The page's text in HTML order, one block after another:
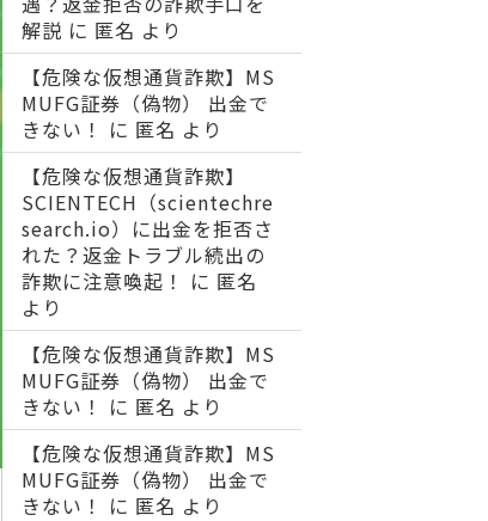
解説 に 匿名 より
【危険な仮想通貨詐欺】MS
MUFG証券（偽物） 出金で
きない！
に 匿名 より
【危険な仮想通貨詐欺】
SCIENTECH（scientechre
search.io）に出金を拒否さ
れた？返金トラブル続出の
詐欺に注意喚起！
に 匿名
より
【危険な仮想通貨詐欺】MS
MUFG証券（偽物） 出金で
きない！
に 匿名 より
【危険な仮想通貨詐欺】MS
MUFG証券（偽物） 出金で
きない！
に 匿名 より